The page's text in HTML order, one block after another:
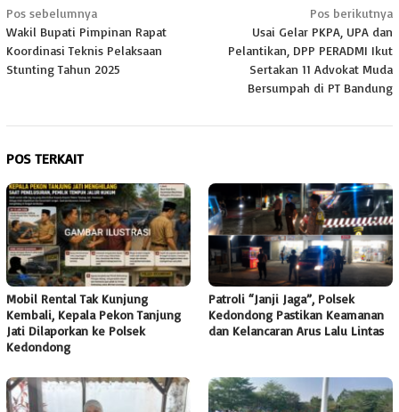
Navigasi
pos
Pos sebelumnya
Wakil Bupati Pimpinan Rapat
Koordinasi Teknis Pelaksaan
Stunting Tahun 2025
Pos berikutnya
Usai Gelar PKPA, UPA dan
Pelantikan, DPP PERADMI Ikut
Sertakan 11 Advokat Muda
Bersumpah di PT Bandung
POS TERKAIT
Mobil Rental Tak Kunjung
Kembali, Kepala Pekon Tanjung
Jati Dilaporkan ke Polsek
Kedondong
Patroli “Janji Jaga”, Polsek
Kedondong Pastikan Keamanan
dan Kelancaran Arus Lalu Lintas